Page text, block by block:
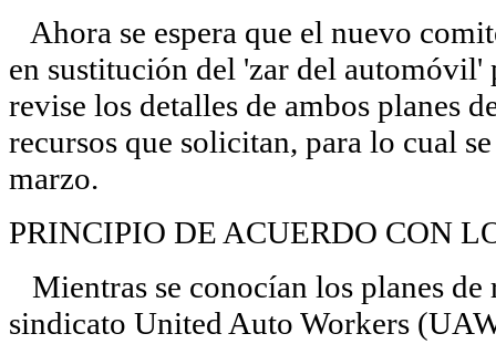
Ahora se espera que el nuevo
en sustitución del 'zar del
revise los detalles de ambos planes
recursos que solicitan, para lo cual
marzo.
PRINCIPIO DE ACUERDO CON
Mientras se conocían los planes
sindicato United Auto Workers